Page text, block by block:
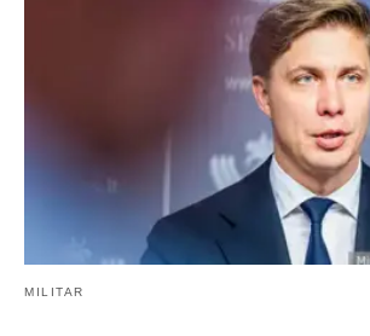
MILITAR